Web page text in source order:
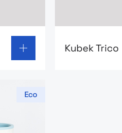
Kubek Trico
Eco